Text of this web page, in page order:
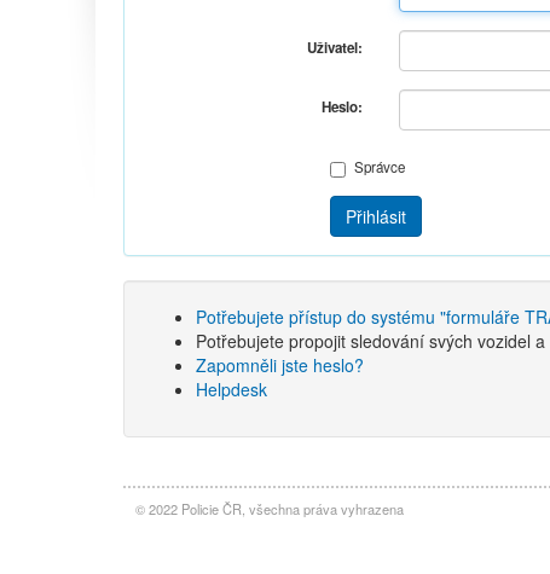
Uživatel:
Heslo:
Správce
Přihlásit
Potřebujete přístup do systému "formuláře
Potřebujete propojit sledování svých vozidel
Zapomněli jste heslo?
Helpdesk
© 2022 Policie ČR, všechna práva vyhrazena